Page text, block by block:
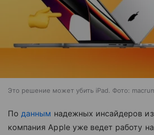
Это решение может убить iPad. Фото:
Поданным надежных инсайдеров
компания Apple уже ведет работу